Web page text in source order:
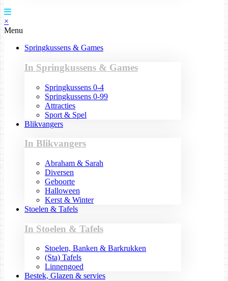
×
Menu
Springkussens & Games
In Springkussens & Games
Springkussens 0-4
Springkussens 0-99
Attracties
Sport & Spel
Blikvangers
In Blikvangers
Abraham & Sarah
Diversen
Geboorte
Halloween
Kerst & Winter
Stoelen & Tafels
In Stoelen & Tafels
Stoelen, Banken & Barkrukken
(Sta) Tafels
Linnengoed
Bestek, Glazen & servies